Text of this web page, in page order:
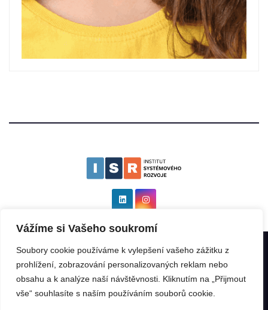
Vážíme si Vašeho soukromí
Soubory cookie používáme k vylepšení vašeho zážitku z
prohlížení, zobrazování personalizovaných reklam nebo
obsahu a k analýze naší návštěvnosti. Kliknutím na „Přijmout
vše“ souhlasíte s naším používáním souborů cookie.
Institut systémového rozvoje as ISR|Všechna práva vyhrazena: ©
2025 byKinabalu s.r.o..
ISR RatingISR GeoIndexISR ProgramFranšízantFranšízorPřednášky